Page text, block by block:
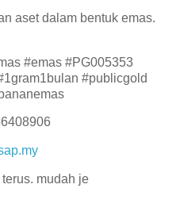
aset dalam bentuk emas.
#emas #PG005353
#publicgold
mudah je